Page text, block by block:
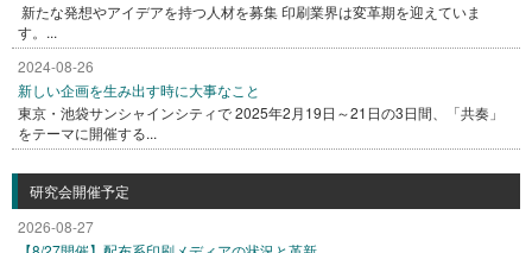
新たな発想やアイデアを持つ人材を募集 印刷業界は変革期を迎えていま
す。...
2024-08-26
新しい企画を生み出す時に大事なこと
東京・池袋サンシャインシティで 2025年2月19日～21日の3日間、「共奏」
をテーマに開催する...
研究会開催予定
2026-08-27